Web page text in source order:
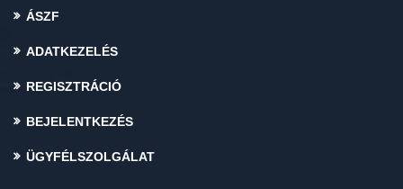
ÁSZF
ADATKEZELÉS
REGISZTRÁCIÓ
BEJELENTKEZÉS
ÜGYFÉLSZOLGÁLAT